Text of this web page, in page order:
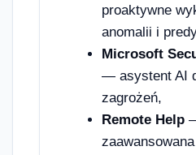
proaktywne
anomalii i
Microsoft
— asystent AI
zagrożeń,
Remote Help